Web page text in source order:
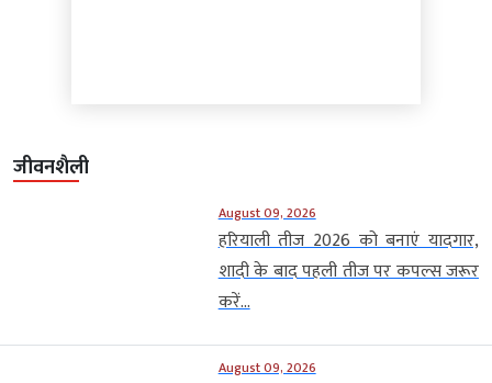
जीवनशैली
August 09, 2026
हरियाली तीज 2026 को बनाएं यादगार,
शादी के बाद पहली तीज पर कपल्स जरूर
करें...
August 09, 2026